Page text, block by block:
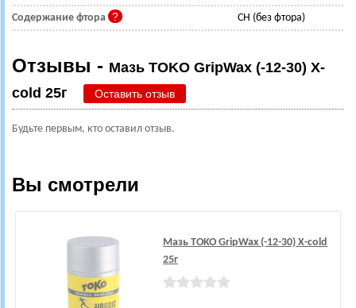
Содержание фтора CH (без фтора)
Отзывы - Мазь TOKO GripWax (-12-30) X-
cold 25г
Оставить отзыв
Будьте первым, кто оставил отзыв.
Вы смотрели
Мазь TOKO GripWax (-12-30) X-cold
25г